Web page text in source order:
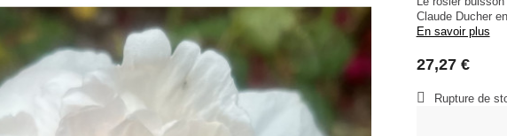
Claude Ducher
En savoir plus
27,27 €
Rupture de